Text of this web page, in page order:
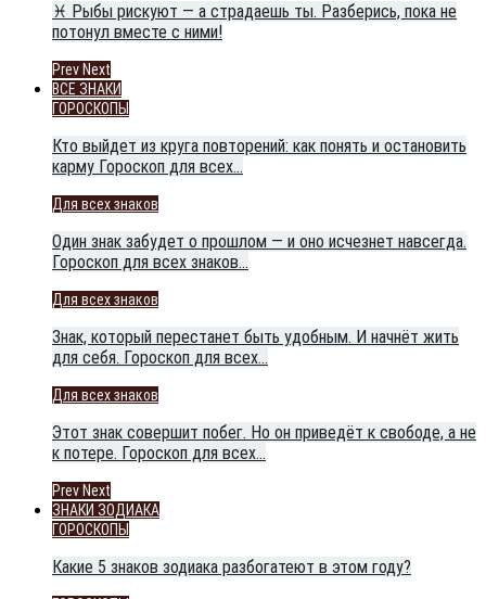
♓ Рыбы рискуют — а страдаешь ты. Разберись, пока не
потонул вместе с ними!
Prev Next
ВСЕ ЗНАКИ
ГОРОСКОПЫ
Кто выйдет из круга повторений: как понять и остановить
карму Гороскоп для всех…
Для всех знаков
Один знак забудет о прошлом — и оно исчезнет навсегда.
Гороскоп для всех знаков…
Для всех знаков
Знак, который перестанет быть удобным. И начнёт жить
для себя. Гороскоп для всех…
Для всех знаков
Этот знак совершит побег. Но он приведёт к свободе, а не
к потере. Гороскоп для всех…
Prev Next
ЗНАКИ ЗОДИАКА
ГОРОСКОПЫ
Какие 5 знаков зодиака разбогатеют в этом году?